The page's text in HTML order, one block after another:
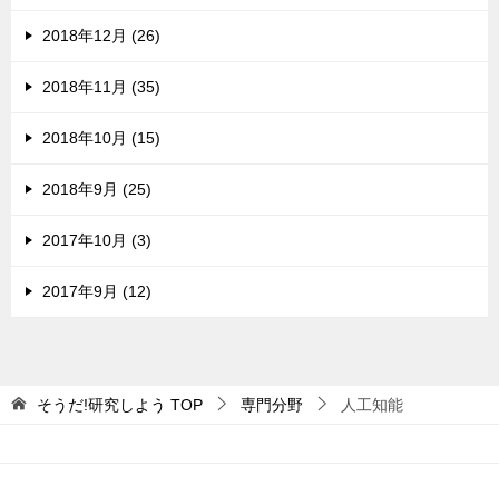
2018年12月 (26)
2018年11月 (35)
2018年10月 (15)
2018年9月 (25)
2017年10月 (3)
2017年9月 (12)
そうだ!研究しよう TOP 専門分野 人工知能